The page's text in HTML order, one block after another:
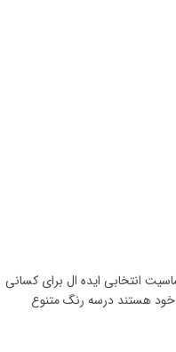
انتخابی ایده ال برای کسانی
خود هستند درسه رنگ متنوع